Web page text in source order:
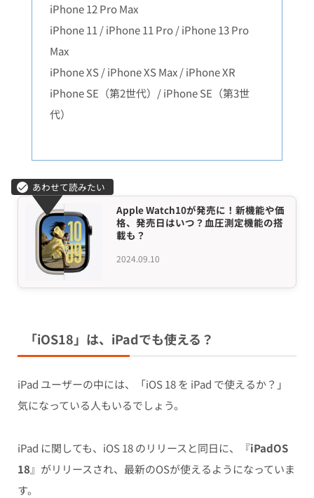
iPhone 12 Pro Max
iPhone 11 / iPhone 11 Pro / iPhone 13 Pro
Max
iPhone XS / iPhone XS Max / iPhone XR
iPhone SE（第2世代）/ iPhone SE（第3世
代）
2024.09.10
Apple Watch10が発売に！新機能や価
格、発売日はいつ？血圧測定機能の搭
載も？
「iOS18」は、iPadでも使える？
iPad ユーザーの中には、「iOS 18 を iPad で使えるか？」
気になっている人もいるでしょう。
iPad に関しても、iOS 18 のリリースと同日に、『iPadOS
18』がリリースされ、最新のOSが使えるようになっていま
す。